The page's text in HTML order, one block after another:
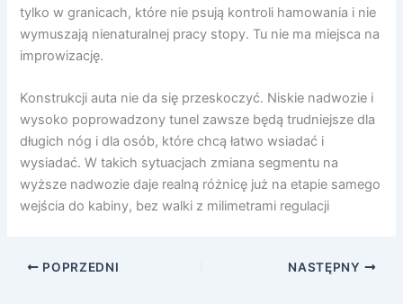
tylko w granicach, które nie psują kontroli hamowania i nie
wymuszają nienaturalnej pracy stopy. Tu nie ma miejsca na
improwizację.
Konstrukcji auta nie da się przeskoczyć. Niskie nadwozie i
wysoko poprowadzony tunel zawsze będą trudniejsze dla
długich nóg i dla osób, które chcą łatwo wsiadać i
wysiadać. W takich sytuacjach zmiana segmentu na
wyższe nadwozie daje realną różnicę już na etapie samego
wejścia do kabiny, bez walki z milimetrami regulacji
POPRZEDNI NASTĘPNY